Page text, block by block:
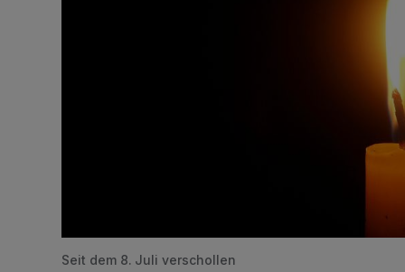
Seit dem 8. Juli verschollen